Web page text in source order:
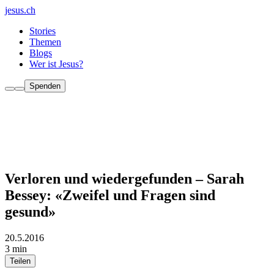
jesus.ch
Stories
Themen
Blogs
Wer ist Jesus?
Spenden
Verloren und wiedergefunden – Sarah
Bessey: «Zweifel und Fragen sind
gesund»
20.5.2016
3 min
Teilen